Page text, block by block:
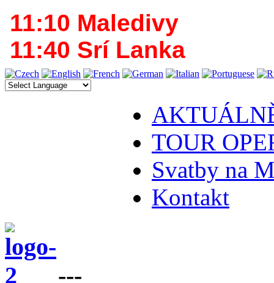
11:10 Maledivy
11:40 Srí Lanka
TOUR
Svatby na
Kontakt
---